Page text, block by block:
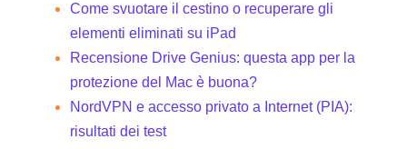
Come svuotare il cestino o recuperare gli
elementi eliminati su iPad
Recensione Drive Genius: questa app per la
protezione del Mac è buona?
NordVPN e accesso privato a Internet (PIA):
risultati dei test